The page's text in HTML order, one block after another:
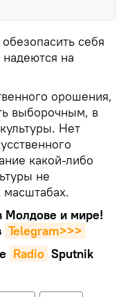
себя
на
орошения,
выборочным, в
Нет
какой-либо
не
Молдове и мире!
Telegram>>>
Radio Sputnik